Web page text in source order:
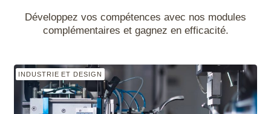
Développez vos compétences avec nos modules
complémentaires et gagnez en efficacité.
INDUSTRIE ET DESIGN